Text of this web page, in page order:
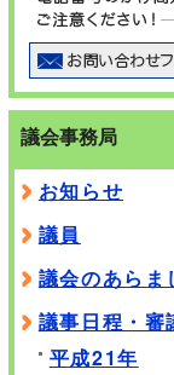
議会事務局
お知らせ
議員
議会のあらま
議事日程・審
平成21年